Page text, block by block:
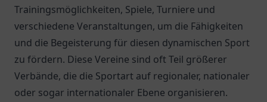
Trainingsmöglichkeiten, Spiele, Turniere und
verschiedene Veranstaltungen, um die Fähigkeiten
und die Begeisterung für diesen dynamischen Sport
zu fördern. Diese Vereine sind oft Teil größerer
Verbände, die die Sportart auf regionaler, nationaler
oder sogar internationaler Ebene organisieren.